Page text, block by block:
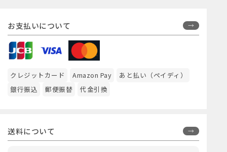
お支払いについて
クレジットカード Amazon Pay
あと払い（ペイディ）
銀行振込
郵便振替 代金引換
送料について